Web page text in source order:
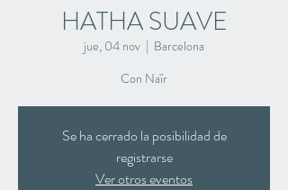
HATHA SUAVE
jue, 04 nov
  |
Barcelona
Con Naïr
Se ha cerrado la posibilidad de
registrarse
Ver otros eventos